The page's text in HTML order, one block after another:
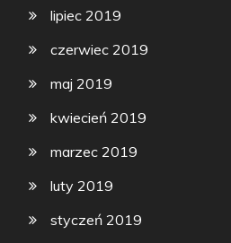
lipiec 2019
czerwiec 2019
maj 2019
kwiecień 2019
marzec 2019
luty 2019
styczeń 2019